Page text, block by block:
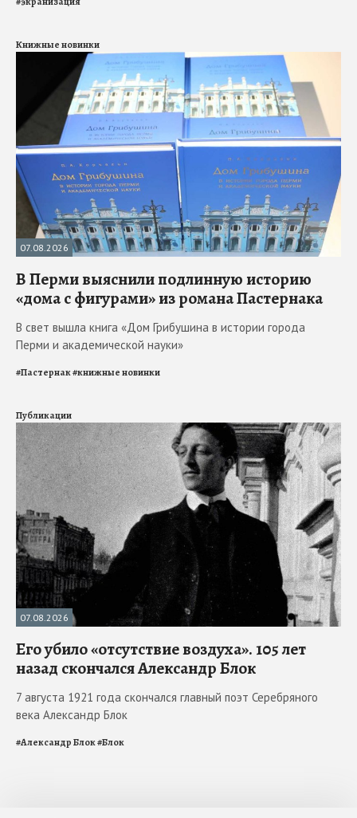
Книжные новинки
07.08.2026
В Перми выяснили подлинную историю
«дома с фигурами» из романа Пастернака
В свет вышла книга «Дом Грибушина в истории города
Перми и академической науки»
#Пастернак#книжные новинки
Публикации
07.08.2026
Его убило «отсутствие воздуха». 105 лет
назад скончался Александр Блок
7 августа 1921 года скончался главный поэт Серебряного
века Александр Блок
#Александр Блок#Блок